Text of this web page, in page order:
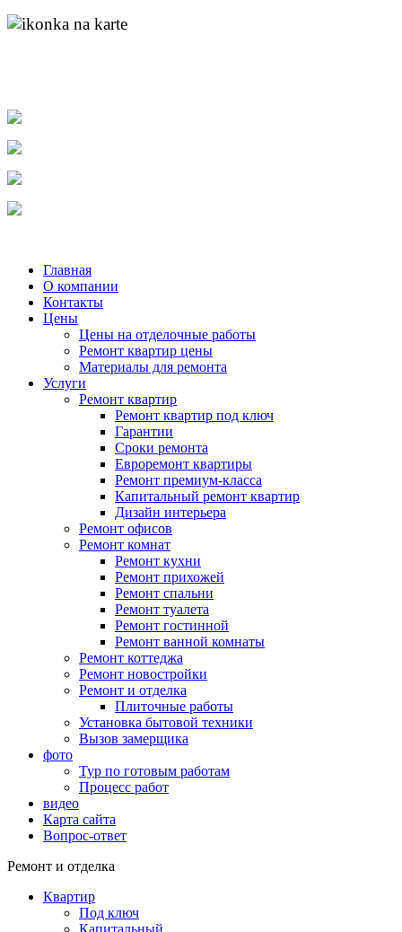
Главная
О компании
Контакты
Цены
Цены на отделочные работы
Ремонт квартир цены
Материалы для ремонта
Услуги
Ремонт квартир
Ремонт квартир под ключ
Гарантии
Сроки ремонта
Евроремонт квартиры
Ремонт премиум-класса
Капитальный ремонт квартир
Дизайн интерьера
Ремонт офисов
Ремонт комнат
Ремонт кухни
Ремонт прихожей
Ремонт спальни
Ремонт туалета
Ремонт гостинной
Ремонт ванной комнаты
Ремонт коттеджа
Ремонт новостройки
Ремонт и отделка
Плиточные работы
Установка бытовой техники
Вызов замерщика
фото
Тур по готовым работам
Процесс работ
видео
Карта сайта
Вопрос-ответ
Ремонт и отделка
Квартир
Под ключ
Капитальный